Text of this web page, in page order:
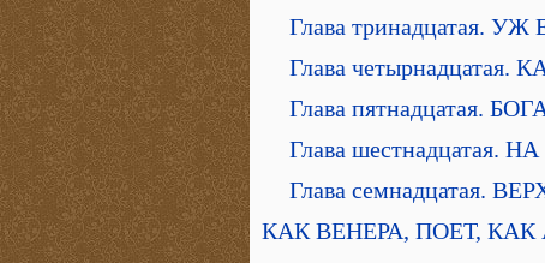
Глава тринадцатая.
Глава
Глава пятнадцатая.
Глава
Глава семнадцатая.
КАК ВЕНЕРА, ПОЕТ,